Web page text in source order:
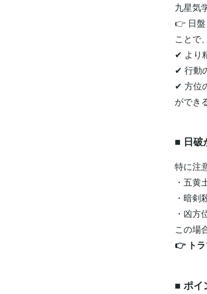
九星気
👉 日盤
ことで、
✔ より
✔ 行動
✔ 方位
ができ
■ 日破
特に注
・五黄
・暗剣
・凶方
この場
👉 ト
■ ポイ